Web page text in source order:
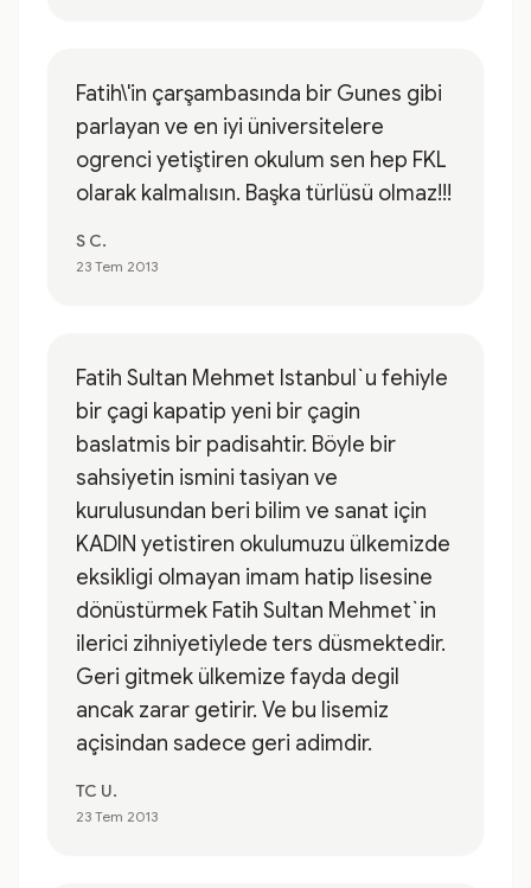
Fatih\'in çarşambasında bir Gunes gibi
parlayan ve en iyi üniversitelere
ogrenci yetiştiren okulum sen hep FKL
olarak kalmalısın. Başka türlüsü olmaz!!!
S C.
23 Tem 2013
Fatih Sultan Mehmet Istanbul`u fehiyle
bir çagi kapatip yeni bir çagin
baslatmis bir padisahtir. Böyle bir
sahsiyetin ismini tasiyan ve
kurulusundan beri bilim ve sanat için
KADIN yetistiren okulumuzu ülkemizde
eksikligi olmayan imam hatip lisesine
dönüstürmek Fatih Sultan Mehmet`in
ilerici zihniyetiylede ters düsmektedir.
Geri gitmek ülkemize fayda degil
ancak zarar getirir. Ve bu lisemiz
açisindan sadece geri adimdir.
TC U.
23 Tem 2013